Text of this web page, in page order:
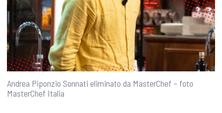
Andrea Piponzio Sonnati eliminato da MasterChef – foto
MasterChef Italia